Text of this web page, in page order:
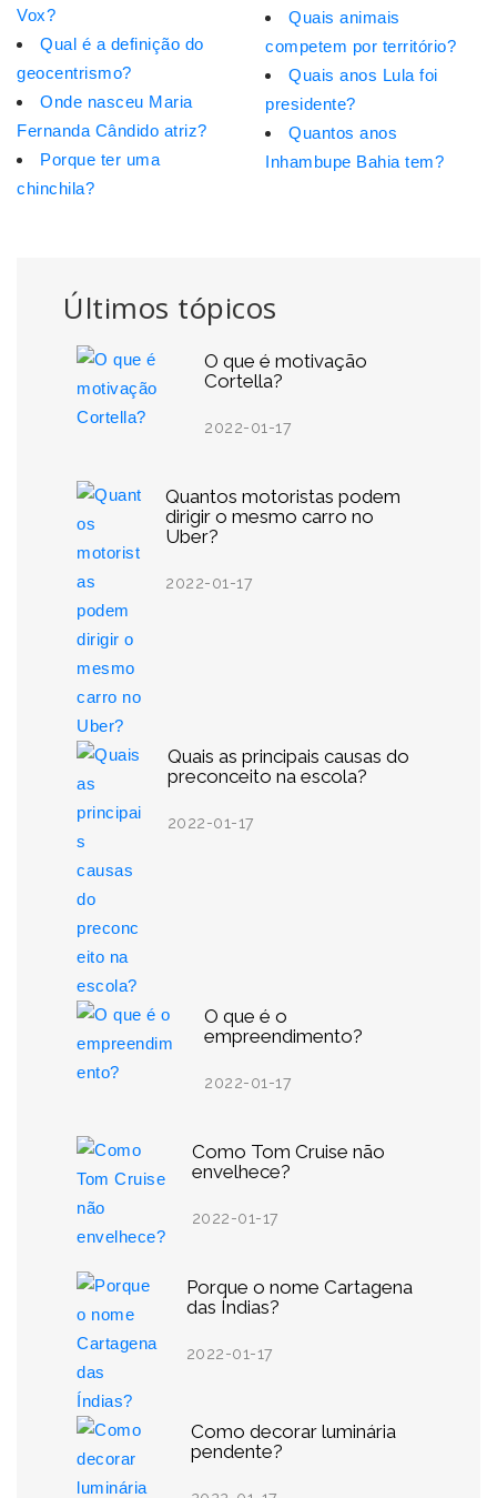
Últimos tópicos
O que é motivação
Cortella?
2022-01-17
Quantos motoristas podem
dirigir o mesmo carro no
Uber?
2022-01-17
Quais as principais causas do
preconceito na escola?
2022-01-17
O que é o
empreendimento?
2022-01-17
Como Tom Cruise não
envelhece?
2022-01-17
Porque o nome Cartagena
das Índias?
2022-01-17
Como decorar luminária
pendente?
Vox?
Qual é a definição do
geocentrismo?
Onde nasceu Maria
Fernanda Cândido atriz?
Porque ter uma
chinchila?
Quais animais
competem por território?
Quais anos Lula foi
presidente?
Quantos anos
Inhambupe Bahia tem?